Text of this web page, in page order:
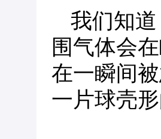
我们知
围气体会
在一瞬间
一片球壳